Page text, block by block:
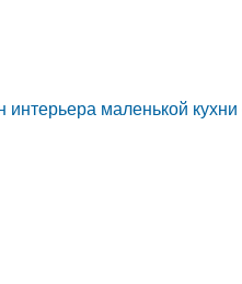
маленькой кухни